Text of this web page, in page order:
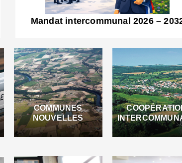
Mandat intercommunal 2026 –
COMMUNES
NOUVELLES